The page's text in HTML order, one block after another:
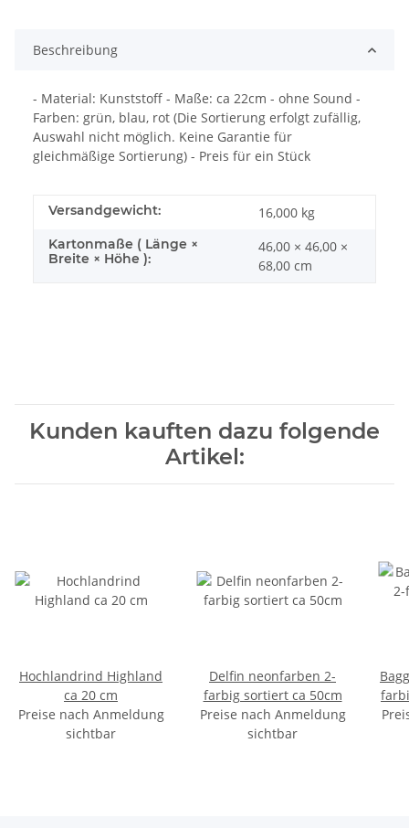
Beschreibung
- Material: Kunststoff - Maße: ca 22cm - ohne Sound -
Farben: grün, blau, rot (Die Sortierung erfolgt zufällig,
Auswahl nicht möglich. Keine Garantie für
gleichmäßige Sortierung) - Preis für ein Stück
Versandgewicht: 16,000 kg
Kartonmaße ( Länge ×
Breite × Höhe ):
46,00 × 46,00 ×
68,00 cm
Kunden kauften dazu folgende
Artikel:
Hochlandrind Highland
ca 20 cm
Preise nach Anmeldung
sichtbar
Delfin neonfarben 2-
farbig sortiert ca 50cm
Preise nach Anmeldung
sichtbar